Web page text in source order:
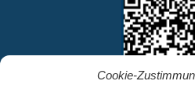
Cookie-